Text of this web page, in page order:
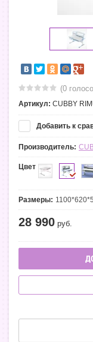
(0
Артикул: CUBBY
Добавить к
Производитель:
Цвет
Размеры:
28 990 руб.